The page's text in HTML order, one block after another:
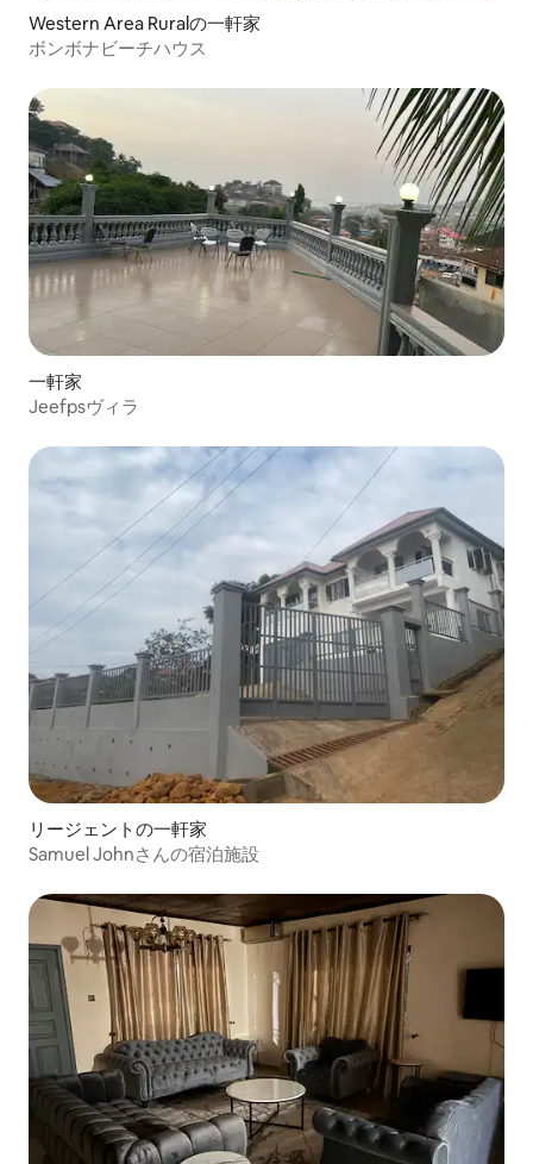
Western Area Ruralの一軒家
ボンボナビーチハウス
一軒家
Jeefpsヴィラ
リージェントの一軒家
Samuel Johnさんの宿泊施設